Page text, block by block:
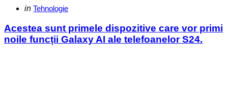
Categories
Posted
in Tehnologie
Acestea sunt primele dispozitive care vor primi
noile funcții Galaxy AI ale telefoanelor S24.